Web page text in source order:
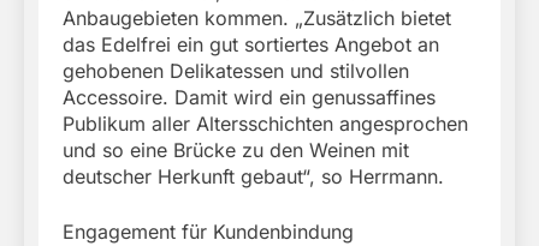
Anbaugebieten kommen. „Zusätzlich bietet
das Edelfrei ein gut sortiertes Angebot an
gehobenen Delikatessen und stilvollen
Accessoire. Damit wird ein genussaffines
Publikum aller Altersschichten angesprochen
und so eine Brücke zu den Weinen mit
deutscher Herkunft gebaut“, so Herrmann.
Engagement für Kundenbindung